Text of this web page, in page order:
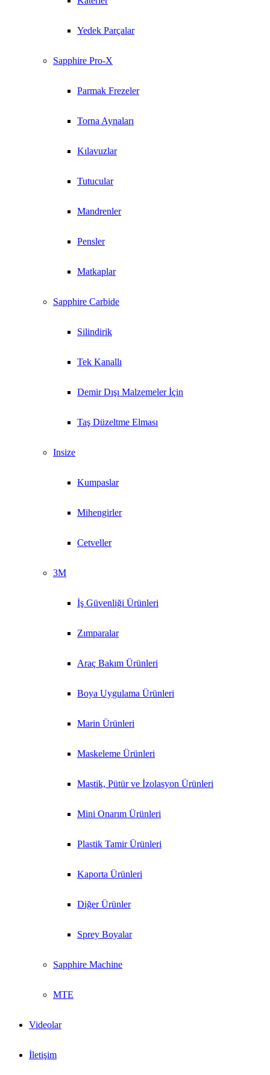
Yedek Parçalar
Sapphire Pro-X
Parmak Frezeler
Torna Aynaları
Kılavuzlar
Tutucular
Mandrenler
Pensler
Matkaplar
Sapphire Carbide
Silindirik
Tek Kanallı
Demir Dışı Malzemeler İçin
Taş Düzeltme Elması
Insize
Kumpaslar
Mihengirler
Cetveller
3M
İş Güvenliği Ürünleri
Zımparalar
Araç Bakım Ürünleri
Boya Uygulama Ürünleri
Marin Ürünleri
Maskeleme Ürünleri
Mastik, Pütür ve İzolasyon Ürünleri
Mini Onarım Ürünleri
Plastik Tamir Ürünleri
Kaporta Ürünleri
Diğer Ürünler
Sprey Boyalar
Sapphire Machine
MTE
Videolar
İletişim